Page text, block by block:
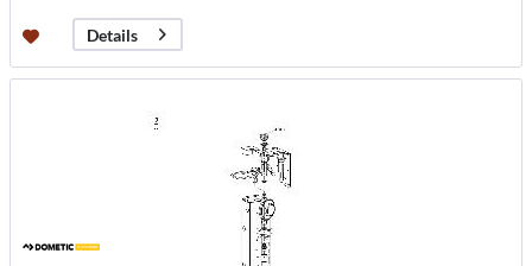
Details